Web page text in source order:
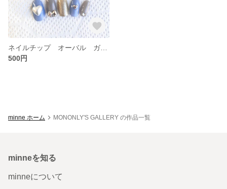
ネイルチップ オーバル ガーリー
500円
minne ホーム MONONLY'S GALLERY の作品一覧
minneを知る
minneについて